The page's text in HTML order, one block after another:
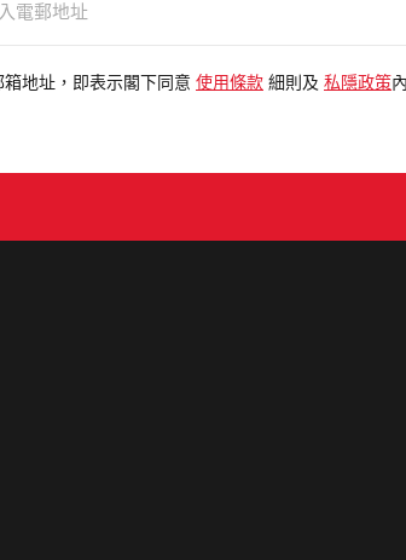
箱地址，即表示閣下同意 使用條款 細則及 私隱政策